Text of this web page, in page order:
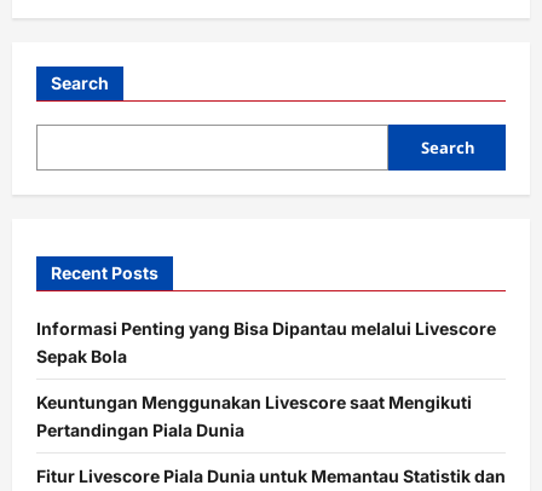
Tanpa
Search
Search
Recent Posts
Informasi Penting yang Bisa Dipantau melalui Livescore
Sepak Bola
Keuntungan Menggunakan Livescore saat Mengikuti
Pertandingan Piala Dunia
Fitur Livescore Piala Dunia untuk Memantau Statistik dan